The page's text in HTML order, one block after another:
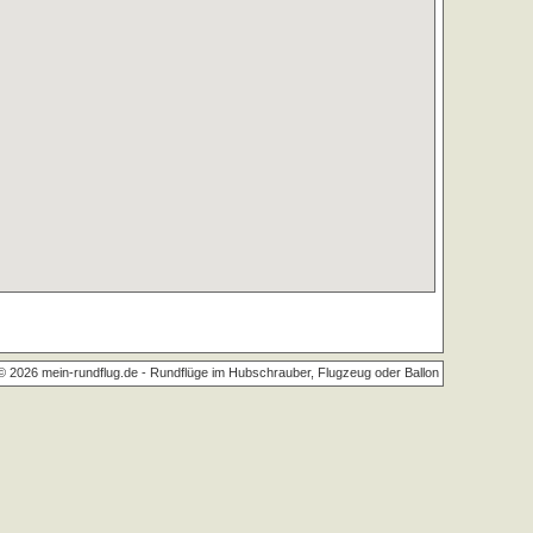
2026 mein-rundflug.de - Rundflüge im Hubschrauber, Flugzeug oder Ballon